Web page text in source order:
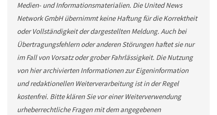
Medien- und Informationsmaterialien. Die United News
Network GmbH übernimmt keine Haftung für die Korrektheit
oder Vollständigkeit der dargestellten Meldung. Auch bei
Übertragungsfehlern oder anderen Störungen haftet sie nur
im Fall von Vorsatz oder grober Fahrlässigkeit. Die Nutzung
von hier archivierten Informationen zur Eigeninformation
und redaktionellen Weiterverarbeitung ist in der Regel
kostenfrei. Bitte klären Sie vor einer Weiterverwendung
urheberrechtliche Fragen mit dem angegebenen